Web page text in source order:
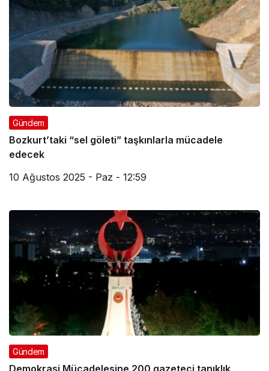
Gündem
Bozkurt’taki “sel göleti” taşkınlarla mücadele
edecek
10 Ağustos 2025 - Paz - 12:59
Gündem
Demokrasi Mücadelesine 200 gazeteci tanıklık